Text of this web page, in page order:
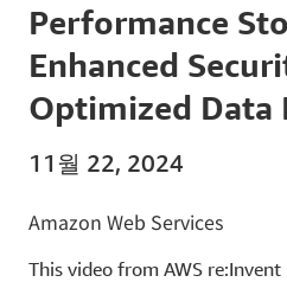
Performance
Enhanced
Optimized Data
11월 22, 2024
Amazon Web Services
This video from AWS